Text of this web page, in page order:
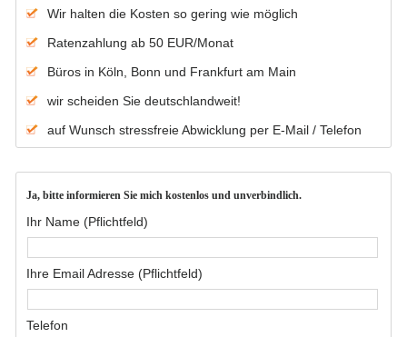
Wir halten die Kosten so gering wie möglich
Ratenzahlung ab 50 EUR/Monat
Büros in Köln, Bonn und Frankfurt am Main
wir scheiden Sie deutschlandweit!
auf Wunsch stressfreie Abwicklung per E-Mail / Telefon
Ja, bitte informieren Sie mich kostenlos und unverbindlich.
Ihr Name (Pflichtfeld)
Ihre Email Adresse (Pflichtfeld)
Telefon